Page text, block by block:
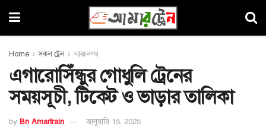
Home সকল ট্রেন আন্তঃনগর
এগারোসিঁন্ধুর গোধুলি ট্রেনের
সময়সূচী, টিকেট ও ভাড়ার তালিকা
by Bn Amartrain জানুয়ারি 15, 2025